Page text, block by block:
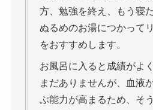
方、勉強を終え、もう寝
ぬるめのお湯につかって
をおすすめします。
お風呂に入ると成績がよ
まだありませんが、血液
ぶ能力が高まるため、そ